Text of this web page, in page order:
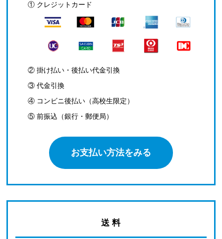
① クレジットカード
② 掛け払い・後払い代金引換
③ 代金引換
④ コンビニ後払い（高校生限定）
⑤ 前振込（銀行・郵便局）
お支払い方法をみる
送 料